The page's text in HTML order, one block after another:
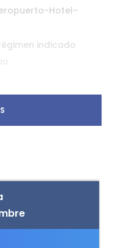
Hotel-
indicado